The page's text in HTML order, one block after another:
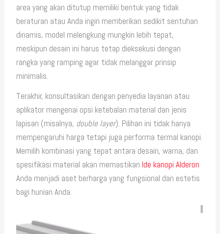
area yang akan ditutup memiliki bentuk yang tidak
beraturan atau Anda ingin memberikan sedikit sentuhan
dinamis, model melengkung mungkin lebih tepat,
meskipun desain ini harus tetap dieksekusi dengan
rangka yang ramping agar tidak melanggar prinsip
minimalis.
Terakhir, konsultasikan dengan penyedia layanan atau
aplikator mengenai opsi ketebalan material dan jenis
lapisan (misalnya, double layer). Pilihan ini tidak hanya
mempengaruhi harga tetapi juga performa termal kanopi.
Memilih kombinasi yang tepat antara desain, warna, dan
spesifikasi material akan memastikanIde kanopi Alderon
Anda menjadi aset berharga yang fungsional dan estetis
bagi hunian Anda.